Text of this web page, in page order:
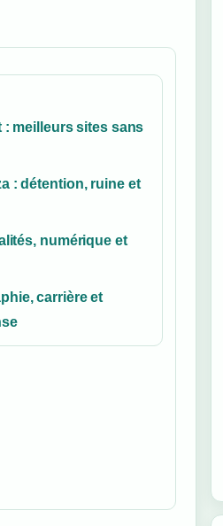
: meilleurs sites sans
: détention, ruine et
numérique et
carrière et